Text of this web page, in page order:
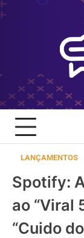
Skip
to
LANÇAMENTOS
Spotify:
ao “Viral
“Cuido